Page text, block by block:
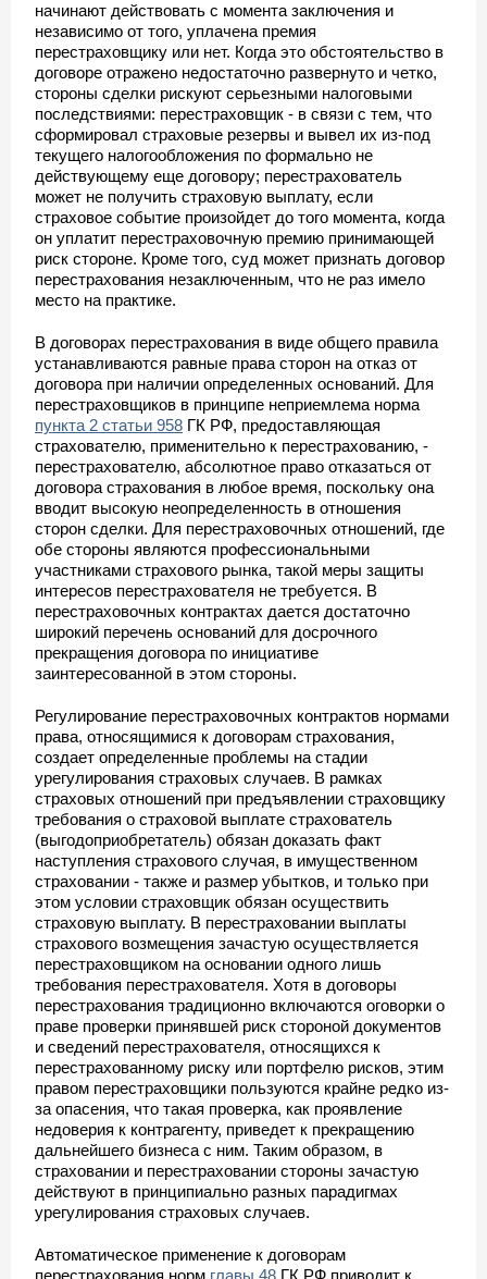
начинают действовать с момента заключения и
независимо от того, уплачена премия
перестраховщику или нет. Когда это обстоятельство в
договоре отражено недостаточно развернуто и четко,
стороны сделки рискуют серьезными налоговыми
последствиями: перестраховщик - в связи с тем, что
сформировал страховые резервы и вывел их из-под
текущего налогообложения по формально не
действующему еще договору; перестрахователь
может не получить страховую выплату, если
страховое событие произойдет до того момента, когда
он уплатит перестраховочную премию принимающей
риск стороне. Кроме того, суд может признать договор
перестрахования незаключенным, что не раз имело
место на практике.
В договорах перестрахования в виде общего правила
устанавливаются равные права сторон на отказ от
договора при наличии определенных оснований. Для
перестраховщиков в принципе неприемлема норма
пункта 2 статьи 958 ГК РФ, предоставляющая
страхователю, применительно к перестрахованию, -
перестрахователю, абсолютное право отказаться от
договора страхования в любое время, поскольку она
вводит высокую неопределенность в отношения
сторон сделки. Для перестраховочных отношений, где
обе стороны являются профессиональными
участниками страхового рынка, такой меры защиты
интересов перестрахователя не требуется. В
перестраховочных контрактах дается достаточно
широкий перечень оснований для досрочного
прекращения договора по инициативе
заинтересованной в этом стороны.
Регулирование перестраховочных контрактов нормами
права, относящимися к договорам страхования,
создает определенные проблемы на стадии
урегулирования страховых случаев. В рамках
страховых отношений при предъявлении страховщику
требования о страховой выплате страхователь
(выгодоприобретатель) обязан доказать факт
наступления страхового случая, в имущественном
страховании - также и размер убытков, и только при
этом условии страховщик обязан осуществить
страховую выплату. В перестраховании выплаты
страхового возмещения зачастую осуществляется
перестраховщиком на основании одного лишь
требования перестрахователя. Хотя в договоры
перестрахования традиционно включаются оговорки о
праве проверки принявшей риск стороной документов
и сведений перестрахователя, относящихся к
перестрахованному риску или портфелю рисков, этим
правом перестраховщики пользуются крайне редко из-
за опасения, что такая проверка, как проявление
недоверия к контрагенту, приведет к прекращению
дальнейшего бизнеса с ним. Таким образом, в
страховании и перестраховании стороны зачастую
действуют в принципиально разных парадигмах
урегулирования страховых случаев.
Автоматическое применение к договорам
перестрахования норм главы 48 ГК РФ приводит к